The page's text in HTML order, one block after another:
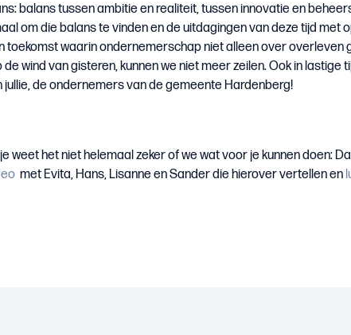
balans tussen ambitie en realiteit, tussen innovatie en
om die balans te vinden en de uitdagingen van deze tijd met
toekomst waarin ondernemerschap niet alleen over overleven
wind van gisteren, kunnen we niet meer zeilen. Ook in lastige
jullie, de ondernemers van de gemeente Hardenberg!
weet het niet helemaal zeker of we wat voor je kunnen doen:
met Evita, Hans, Lisanne en Sander die hierover vertellen en